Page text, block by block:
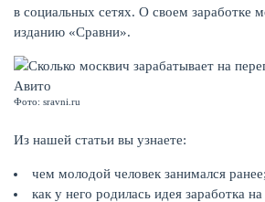
КАРТЫ
в социальных сетях. О своем заработке
изданию «Сравни».
Фото: sravni.ru
Из нашей статьи вы узнаете:
чем молодой человек занимался ранее;
как у него родилась идея заработка